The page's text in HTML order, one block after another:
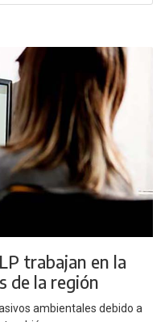
trabajan en la
de la región
ambientales debido a